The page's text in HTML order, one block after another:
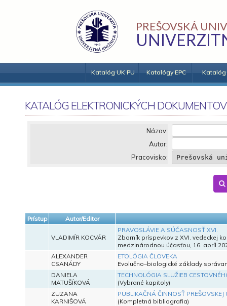
PREŠOVSKÁ
Katalóg UK PU Katalógy EPC Katalóg
KATALÓG ELEKTRONICKÝCH DOKUMENTOV
Názov:
Autor:
Pracovisko:
Prístup Autor/Editor
VLADIMÍR KOCVÁR
PRAVOSLÁVIE A SÚČASNOSŤ XVI.
Zborník príspevkov z XVI. vedeckej
medzinárodnou účasťou, 16. apríl
ALEXANDER
CSANÁDY
ETOLÓGIA ČLOVEKA
Evolučno–biologické základy
DANIELA
MATUŠÍKOVÁ
TECHNOLÓGIA SLUŽIEB
(Vybrané kapitoly)
ZUZANA
KARNIŠOVÁ
PUBLIKAČNÁ ČINNOSŤ
(Kompletná bibliografia)